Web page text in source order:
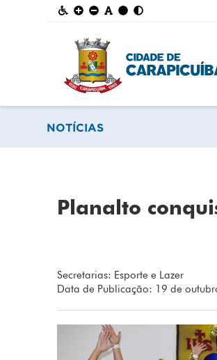
NOTÍCIAS
Planalto
Secretarias: Esporte e Lazer
Data de Publicação: 19 de